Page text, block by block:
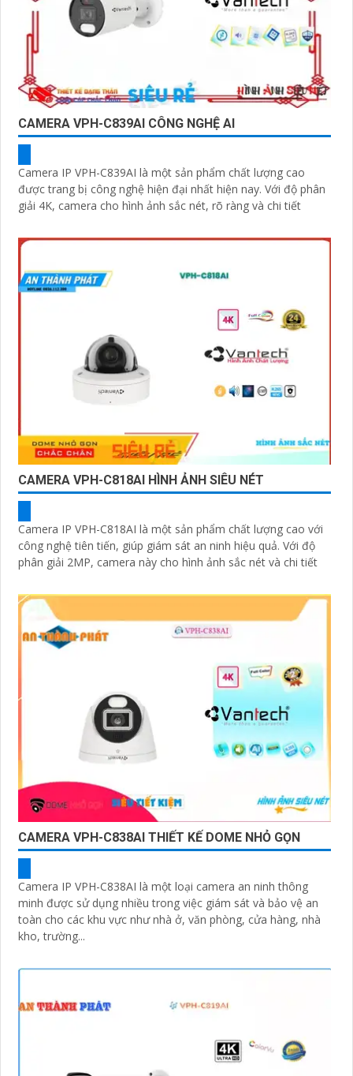
CAMERA VPH-C839AI CÔNG NGHỆ AI
Camera IP VPH-C839AI là một sản phẩm chất lượng cao
được trang bị công nghệ hiện đại nhất hiện nay. Với độ phân
giải 4K, camera cho hình ảnh sắc nét, rõ ràng và chi tiết
CAMERA VPH-C818AI HÌNH ẢNH SIÊU NÉT
Camera IP VPH-C818AI là một sản phẩm chất lượng cao với
công nghệ tiên tiến, giúp giám sát an ninh hiệu quả. Với độ
phân giải 2MP, camera này cho hình ảnh sắc nét và chi tiết
CAMERA VPH-C838AI THIẾT KẾ DOME NHỎ GỌN
Camera IP VPH-C838AI là một loại camera an ninh thông
minh được sử dụng nhiều trong việc giám sát và bảo vệ an
toàn cho các khu vực như nhà ở, văn phòng, cửa hàng, nhà
kho, trường...